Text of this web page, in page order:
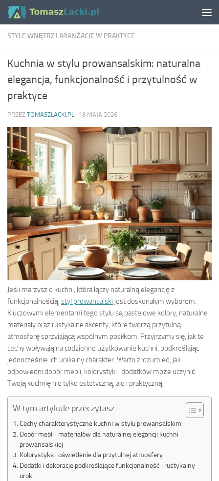
Skip to content
STYLE WNĘTRZ I ARANŻACJE W PRAKTYCE
Kuchnia w stylu prowansalskim: naturalna
elegancja, funkcjonalność i przytulność w
praktyce
PRZEZ TOMASZLACKI.PL · 18 MAJA 2026
Jeśli marzysz o kuchni, która łączy naturalną elegancję z
funkcjonalnością, styl prowansalski jest doskonałym wyborem.
Kluczowymi elementami tego stylu są pastelowe kolory, naturalne
materiały oraz rustykalne akcenty, które tworzą przytulną
atmosferę sprzyjającą wspólnym posiłkom. Przyjrzymy się, jak te
cechy wpływają na codzienne użytkowanie kuchni, podkreślając
jednocześnie ich unikalny charakter. Warto zrozumieć, jak
odpowiedni dobór mebli, kolorystyki i dodatków może uczynić
Twoją kuchnię nie tylko estetyczną, ale i praktyczną.
W tym artykule przeczytasz
Cechy charakterystyczne kuchni w stylu prowansalskim
Dobór mebli i materiałów dla naturalnej elegancji kuchni
prowansalskiej
Kolorystyka i oświetlenie dla przytulnej atmosfery
Dodatki i dekoracje podkreślające funkcjonalność i rustykalny
urok